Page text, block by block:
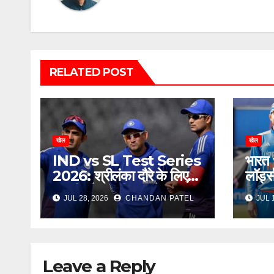
RELATED POST
खेल
IND vs SL Test Series
2026: श्रीलंका दौरे के लिए
भारतीय टेस्ट टीम का ऐलान,
बुमराह-जडेजा की वापसी, नए
चेहरे को मिला बड़ा मौका
JUL 28, 2026 CHANDAN PATEL
खेल
खत्म
JUL
Leave a Reply